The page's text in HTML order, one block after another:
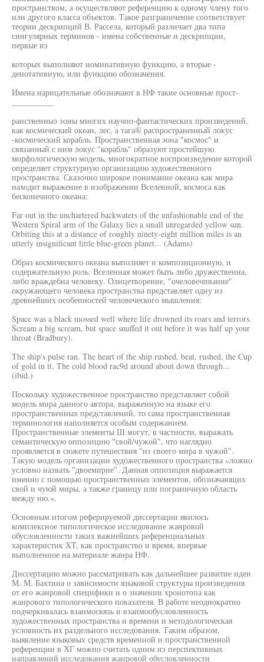
пространством, а осуществляют референцию к одному члену того
или другого класса объектов. Такое разграничение соответствует
теории дескрипций В. Рассела, который различает два типа
сингулярных терминов - имена собственные и дескрипции,
первые из
которых выполняют номинативную функцию, а вторые -
денотативную, или функцию обозначения.
Имена нарицательные обозначают в НФ такие основные прост-
ранственныэ зоны многих научно-фантастических произведений,
как космический океан, лес, а тага® распространенный локус
-космический корабль. Пространственная эона "космос" и
связанный с ним локус "корабль" образуют простейшую
морфологическую модель, многократное воспроизведение которой
определяет структурную организацию художественного
пространства. Сказочно широкое понимание океана как мира
находит выражение в изображении Вселенной, космоса как
бесконечного океана:
Far out in the unchartered backwaters of the unfashionable end of the
Western Spiral arm of the Galaxy lies a small unregarded yellow sun.
Orbiting this at a distance of roughly ninety-eight million miles is an
utterly insignificant little blue-green planet... (Adams)
Образ космического океана выполняет и композиционную, и
содержательную роль: Вселенная может быть либо дружественна,
либо враждебна человеку. Олицетворение, "очеловечивание"
окружающего человека пространства представляет одну из
древнейших особенностей человеческого мышления:
Space was a black mossed well where life drowned its roars and terrors.
Scream a big scream, but space snuffed it out before it was half up your
throat (Bradbury).
The ship's pulse ran. The heart of the ship rushed, beat, rushed, the Cup
of gold in it. The cold blood rac9d around about down through...
(ibid.)
Поскольку художественное пространство представляет собой
модель мира данного автора, выраженную на языке его
пространственных представлений, то сама пространственная
терминология наполняется особым содержанием.
Пространственные элементы Ш могут, в частности, выражать
семантическую оппозицию "свой/чужой", что наглядно
проявляется в сюжете путешествия "из своего мира в чужой".
Такую модель организации художественного пространства »ложно
условно назвать "двоемирие". Данная оппозиция выражается
именно с помощью пространственных элементов, обозначающих
свой и чуюй миры, а также границу или пограничную область
между ню.«.
Основным итогом реферируемой диссертации явилось
комплексное типологическое исследование жанровой
обусловленности таких важнейших референциальных
характеристик XT, как пространство и время, впервые
выполненное на материале жанра НФ.
Диссертацию можно рассматривать как дальнейшее развитие идеи
М. М. Бахтина о зависимости языковой структуры произведения
от его жанровой специфики и о значении хронотопа как
жанрового типологического показателя. В работе неоднократно
подчеркивалась взаимосвязь и взаимообусловленность
художественных пространства и времени и методологическая
условность их раздельного исследования. Таким образом,
выявление языковых средств временной и пространственной
референции в ХГ можно считать одним из перспективных
направлений исследования жанровой обусловленности